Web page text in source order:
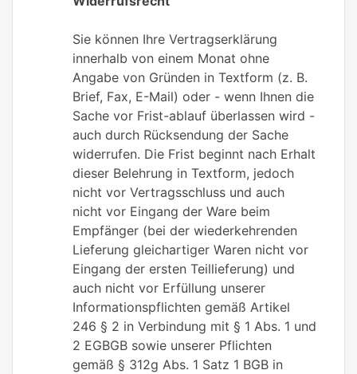
Sie können Ihre Vertragserklärung
innerhalb von einem Monat ohne
Angabe von Gründen in Textform (z. B.
Brief, Fax, E-Mail) oder - wenn Ihnen die
Sache vor Frist-ablauf überlassen wird -
auch durch Rücksendung der Sache
widerrufen. Die Frist beginnt nach Erhalt
dieser Belehrung in Textform, jedoch
nicht vor Vertragsschluss und auch
nicht vor Eingang der Ware beim
Empfänger (bei der wiederkehrenden
Lieferung gleichartiger Waren nicht vor
Eingang der ersten Teillieferung) und
auch nicht vor Erfüllung unserer
Informationspflichten gemäß Artikel
246 § 2 in Verbindung mit § 1 Abs. 1 und
2 EGBGB sowie unserer Pflichten
gemäß § 312g Abs. 1 Satz 1 BGB in